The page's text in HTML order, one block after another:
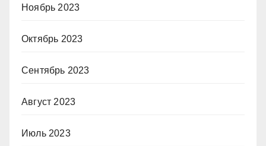
Ноябрь 2023
Октябрь 2023
Сентябрь 2023
Август 2023
Июль 2023